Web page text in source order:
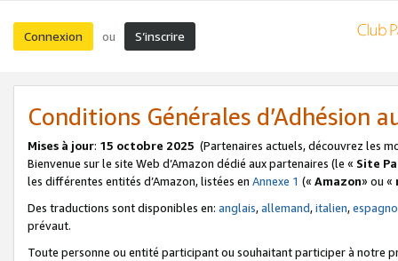
Connexion ou S’inscrire
Conditions Générales d’Adhésion
Mises à jour: 15 octobre 2025 (Partenaires actuels, découvrez les
Bienvenue sur le site Web d’Amazon dédié aux partenaires (le « Site
les différentes entités d’Amazon, listées en Annexe 1 (« Amazon» ou «
Des traductions sont disponibles en: anglais,allemand,italien,
prévaut.
Toute personne ou entité participant ou souhaitant participer à notre